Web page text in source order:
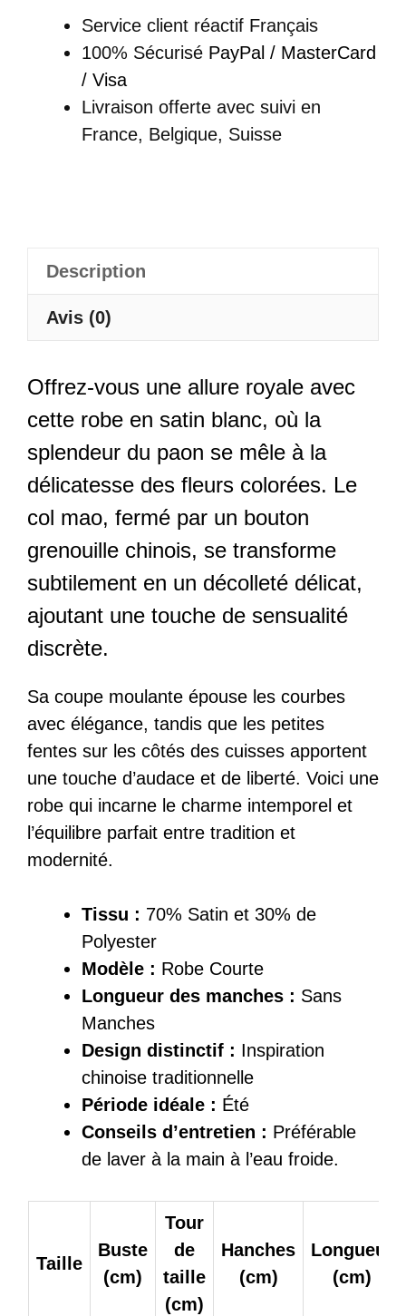
Courte
En
Avec
Motifs
Service client réactif Français
100% Sécurisé PayPal / MasterCard
/ Visa
Livraison offerte avec suivi en
France, Belgique, Suisse
Description
Avis (0)
Offrez-vous une allure royale avec
cette robe en satin blanc, où la
splendeur du paon se mêle à la
délicatesse des fleurs colorées. Le
col mao, fermé par un bouton
grenouille chinois, se transforme
subtilement en un décolleté délicat,
ajoutant une touche de sensualité
discrète.
Sa coupe moulante épouse les courbes
avec élégance, tandis que les petites
fentes sur les côtés des cuisses apportent
une touche d’audace et de liberté. Voici une
robe qui incarne le charme intemporel et
l’équilibre parfait entre tradition et
modernité.
Tissu : 70% Satin et 30% de
Polyester
Modèle : Robe Courte
Longueur des manches : Sans
Manches
Design distinctif : Inspiration
chinoise traditionnelle
Période idéale : Été
Conseils d’entretien : Préférable
de laver à la main à l’eau froide.
Taille
Buste
(cm)
Tour
de
taille
(cm)
Hanches
(cm)
Longueur
(cm)